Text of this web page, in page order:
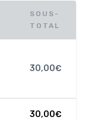
SOUS-
TOTAL
30,00€
30,00€